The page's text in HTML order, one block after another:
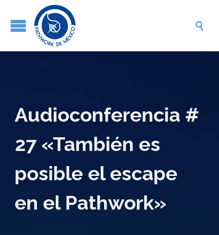

Audioconferencia #
27 «También es
posible el escape
en el Pathwork»